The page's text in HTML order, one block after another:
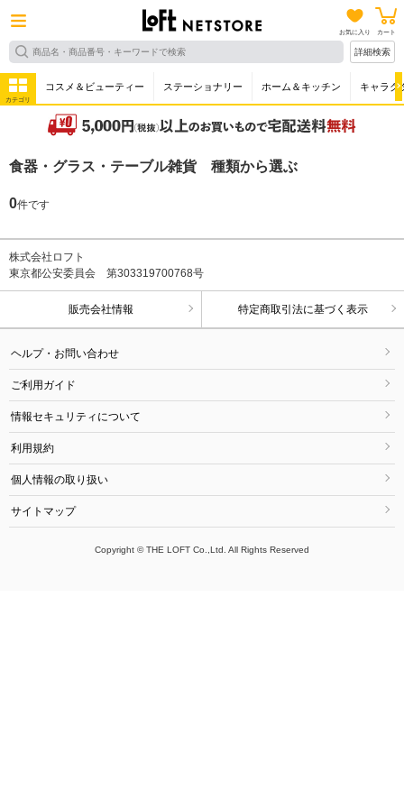
お気に入り カート
詳細検索
カテゴリ
コスメ＆ビューティー ステーショナリー ホーム＆キッチン キャラク
食器・グラス・テーブル雑貨 種類から選ぶ
0件です
株式会社ロフト
東京都公安委員会 第303319700768号
販売会社情報 特定商取引法に基づく表示
ヘルプ・お問い合わせ
ご利用ガイド
情報セキュリティについて
利用規約
個人情報の取り扱い
サイトマップ
Copyright © THE LOFT Co.,Ltd. All Rights Reserved